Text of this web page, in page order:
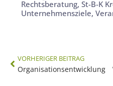
Rechtsberatung, St-B-K
Unternehmensziele,
VORHERIGER BEITRAG
Organisationsentwicklung